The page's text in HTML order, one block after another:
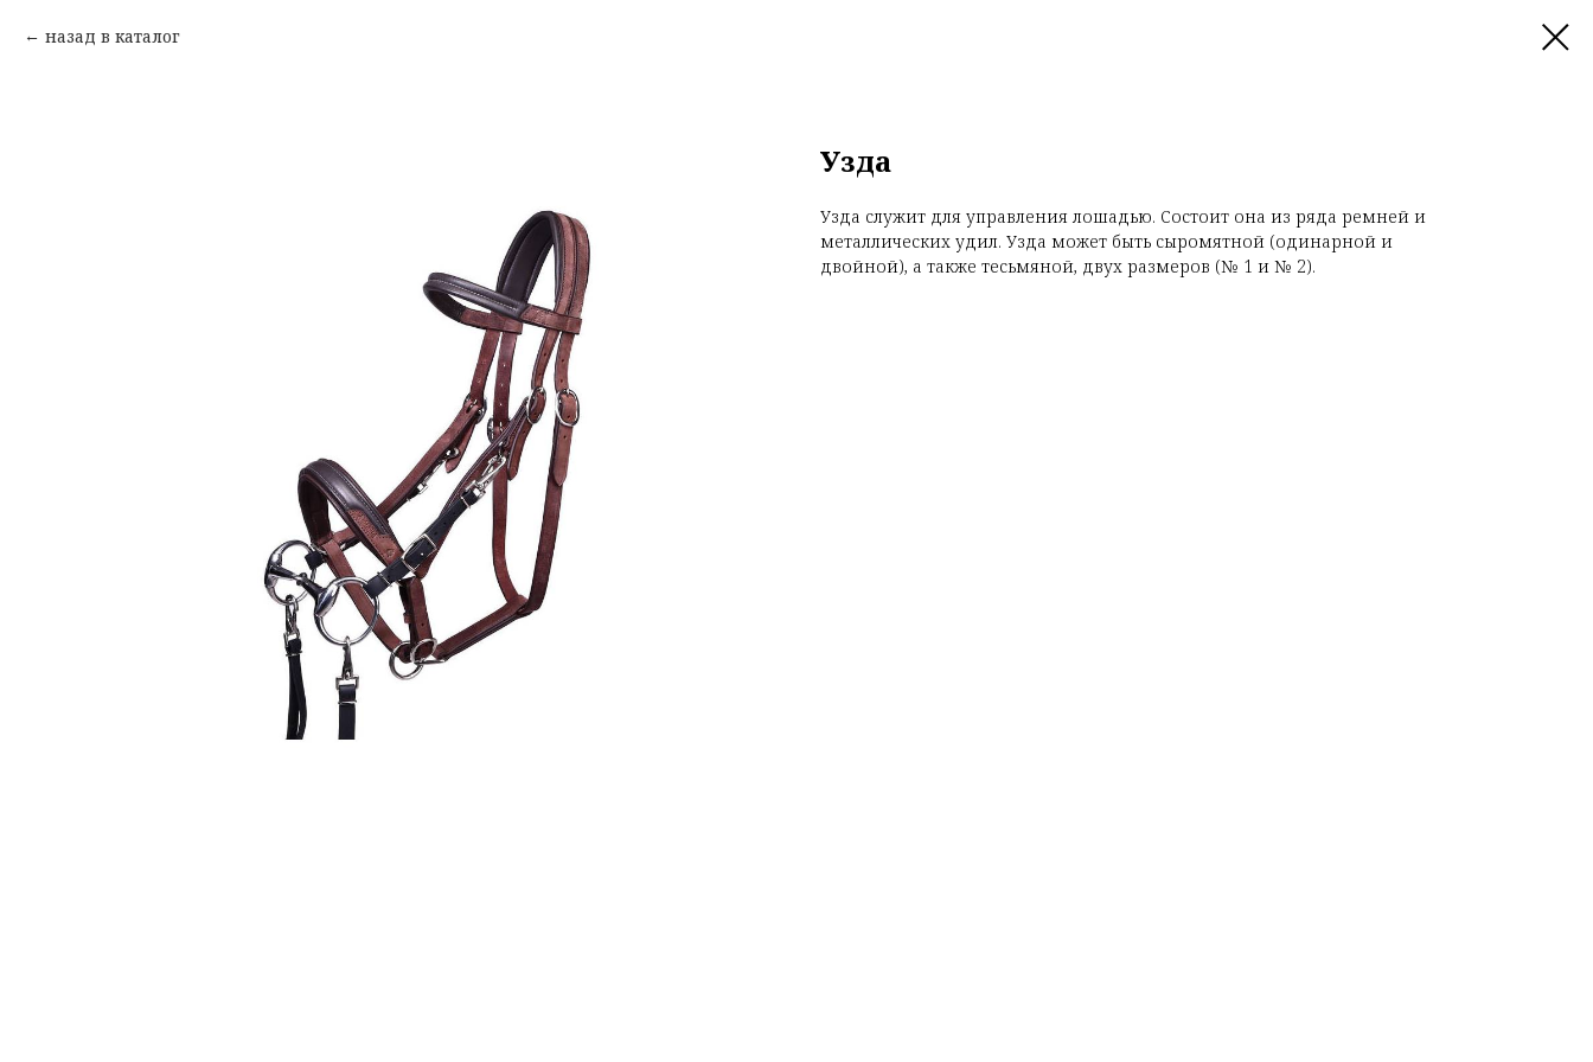
назад в каталог
Узда
Узда служит для управления лошадью. Состоит она из ряда ремней и
металлических удил. Узда может быть сыромятной (одинарной и
двойной), а также тесьмяной, двух размеров (№ 1 и № 2).